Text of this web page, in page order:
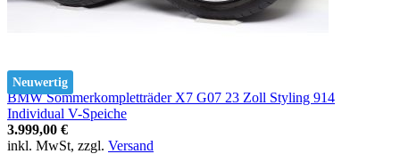
Neuwertig
BMW Sommerkompletträder X7 G07 23 Zoll Styling 914
Individual V-Speiche
3.999,00 €
inkl. MwSt, zzgl. Versand